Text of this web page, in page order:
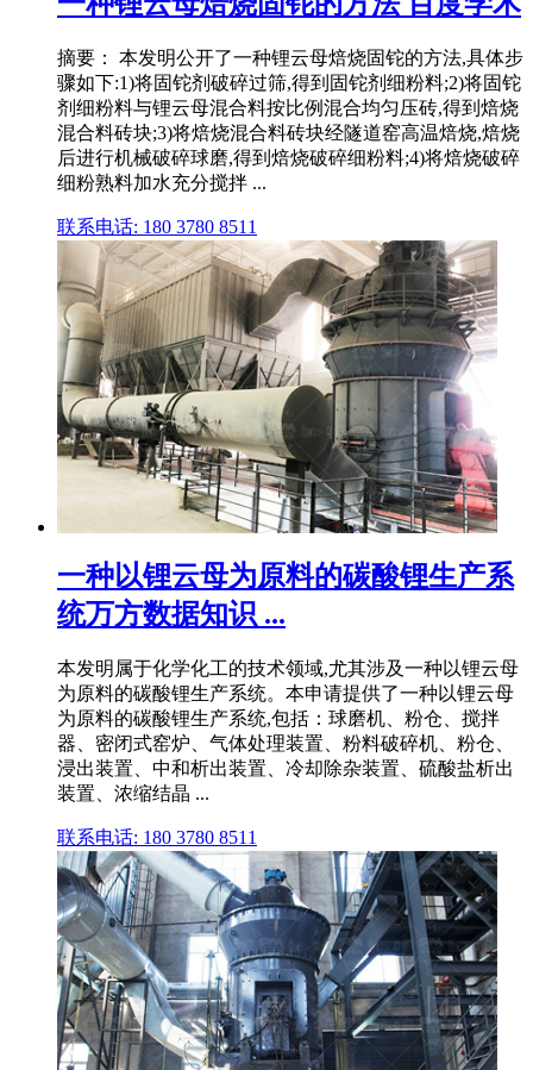
摘要： 本发明公开了一种锂云母焙烧固铊的方法,具体步
骤如下:1)将固铊剂破碎过筛,得到固铊剂细粉料;2)将固铊
剂细粉料与锂云母混合料按比例混合均匀压砖,得到焙烧
混合料砖块;3)将焙烧混合料砖块经隧道窑高温焙烧,焙烧
后进行机械破碎球磨,得到焙烧破碎细粉料;4)将焙烧破碎
细粉熟料加水充分搅拌 ...
联系电话: 180 3780 8511
一种以锂云母为原料的碳酸锂生产系
统万方数据知识 ...
本发明属于化学化工的技术领域,尤其涉及一种以锂云母
为原料的碳酸锂生产系统。本申请提供了一种以锂云母
为原料的碳酸锂生产系统,包括：球磨机、粉仓、搅拌
器、密闭式窑炉、气体处理装置、粉料破碎机、粉仓、
浸出装置、中和析出装置、冷却除杂装置、硫酸盐析出
装置、浓缩结晶 ...
联系电话: 180 3780 8511